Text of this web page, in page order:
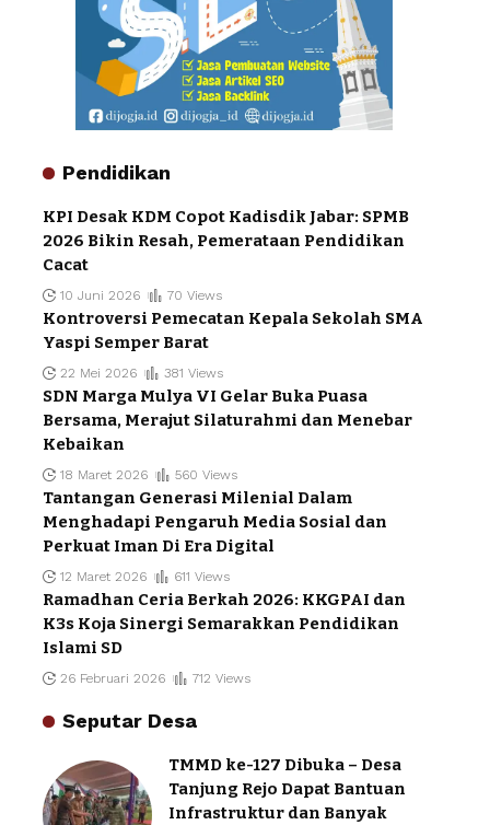
Pendidikan
KPI Desak KDM Copot Kadisdik Jabar: SPMB
2026 Bikin Resah, Pemerataan Pendidikan
Cacat
10 Juni 2026 70 Views
Kontroversi Pemecatan Kepala Sekolah SMA
Yaspi Semper Barat
22 Mei 2026 381 Views
SDN Marga Mulya VI Gelar Buka Puasa
Bersama, Merajut Silaturahmi dan Menebar
Kebaikan
18 Maret 2026 560 Views
Tantangan Generasi Milenial Dalam
Menghadapi Pengaruh Media Sosial dan
Perkuat Iman Di Era Digital
12 Maret 2026 611 Views
Ramadhan Ceria Berkah 2026: KKGPAI dan
K3s Koja Sinergi Semarakkan Pendidikan
Islami SD
26 Februari 2026 712 Views
Seputar Desa
TMMD ke-127 Dibuka – Desa
Tanjung Rejo Dapat Bantuan
Infrastruktur dan Banyak